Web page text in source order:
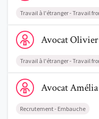
Travail à l'étranger - Travail
Voir le profil de
AvocatOlivier
Travail à l'étranger - Travail
Voir le profil de
AvocatAmélia
Recrutement - Embauche